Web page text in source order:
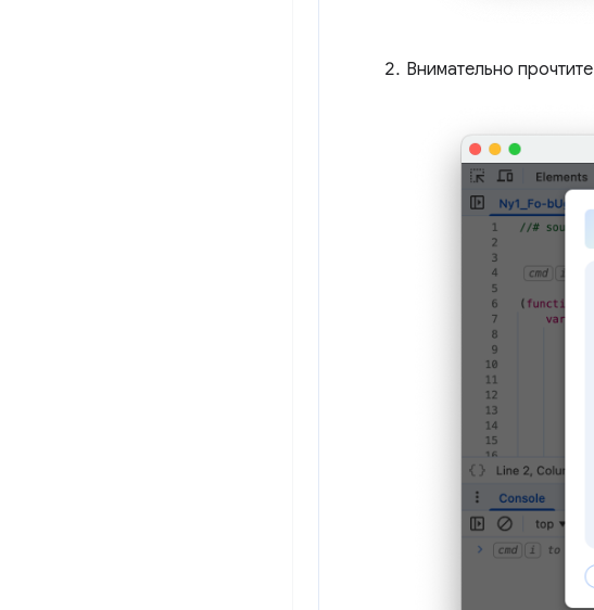
Внимательно прочтите